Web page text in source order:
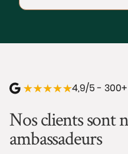
4,9/5 -
Nos clients sont
ambassadeurs